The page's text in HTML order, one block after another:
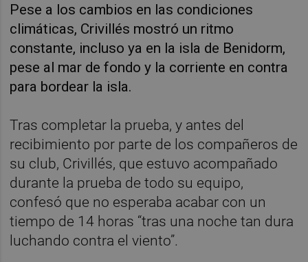
Pese a los cambios en las condiciones
climáticas, Crivillés mostró un ritmo
constante, incluso ya en la isla de Benidorm,
pese al mar de fondo y la corriente en contra
para bordear la isla.
Tras completar la prueba, y antes del
recibimiento por parte de los compañeros de
su club, Crivillés, que estuvo acompañado
durante la prueba de todo su equipo,
confesó que no esperaba acabar con un
tiempo de 14 horas “tras una noche tan dura
luchando contra el viento”.